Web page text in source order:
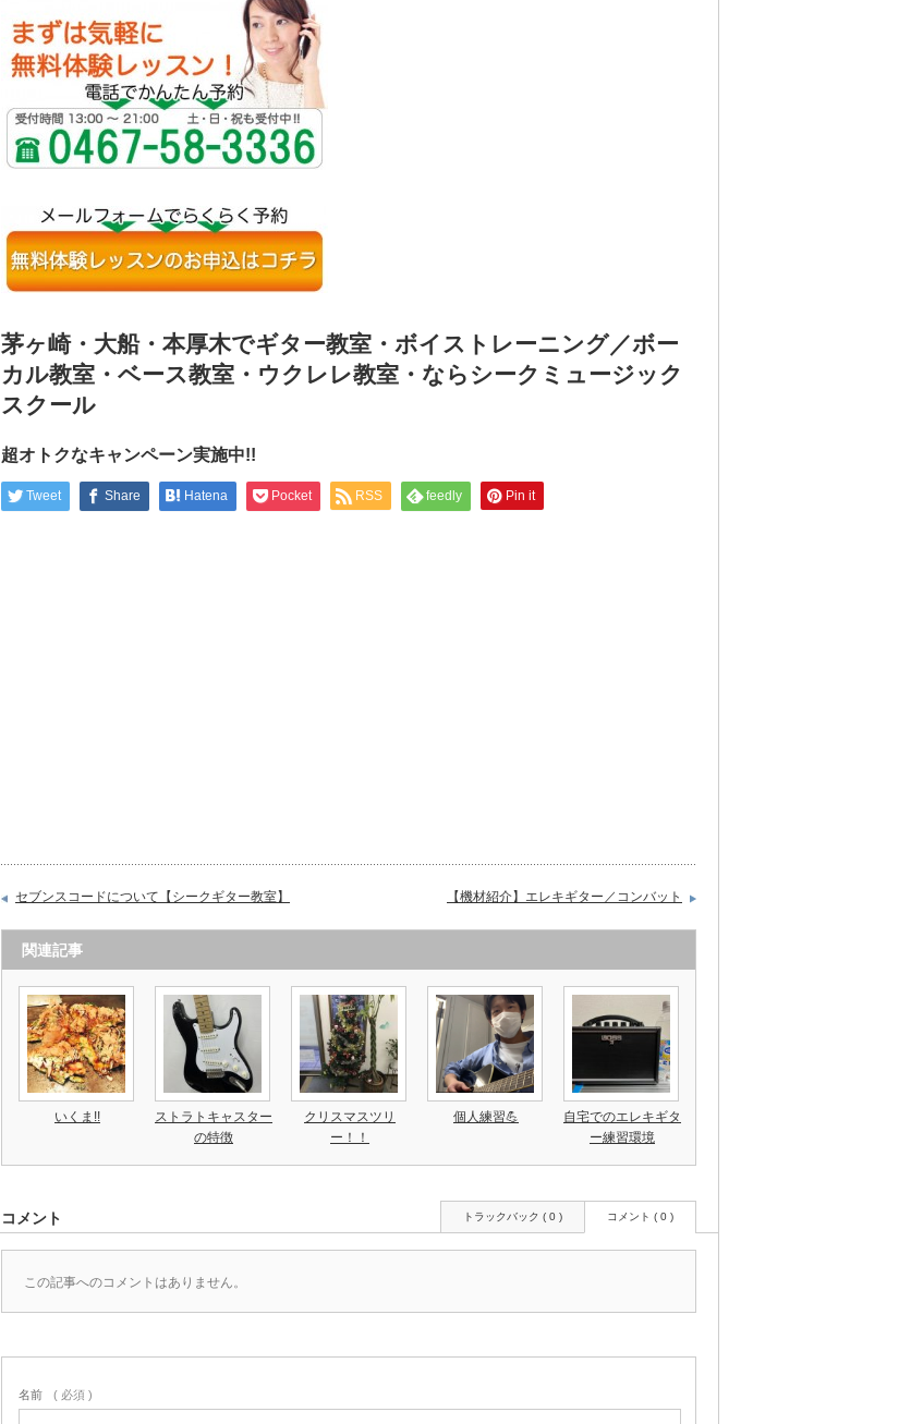
茅ヶ崎・大船・本厚木でギター教室・ボイストレーニング／ボー
カル教室・ベース教室・ウクレレ教室・ならシークミュージック
スクール
超オトクなキャンペーン実施中!!
Tweet Share Hatena Pocket RSS feedly Pin it
セブンスコードについて【シークギター教室】 【機材紹介】エレキギター／コンバット
関連記事
いくま!!
ストラトキャスター
の特徴
クリスマスツリ
ー！！
個人練習💪
自宅でのエレキギタ
ー練習環境
コメント トラックバック ( 0 ) コメント ( 0 )
この記事へのコメントはありません。
名前 ( 必須 )